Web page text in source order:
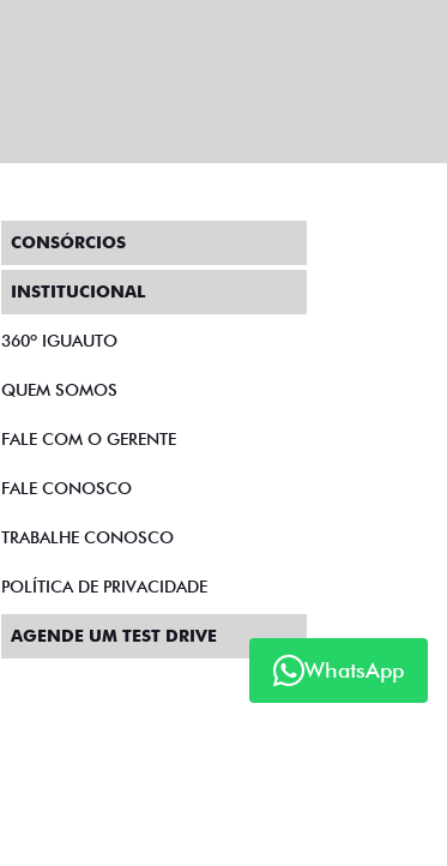
WhatsApp
CONSÓRCIOS
INSTITUCIONAL
360º IGUAUTO
QUEM SOMOS
FALE COM O GERENTE
FALE CONOSCO
TRABALHE CONOSCO
POLÍTICA DE PRIVACIDADE
AGENDE UM TEST DRIVE